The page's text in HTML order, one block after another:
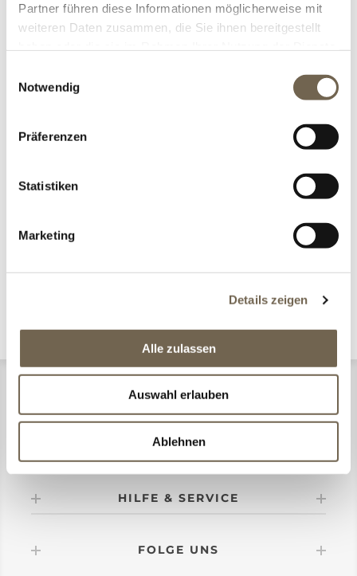
Partner führen diese Informationen möglicherweise mit
weiteren Daten zusammen, die Sie ihnen bereitgestellt
Notwendig
Präferenzen
Statistiken
Marketing
Details zeigen
Alle zulassen
Auswahl erlauben
Ablehnen
MONTAGE FEUERSTELLE
Grössere Feuerstellen werden mittels Kran auf die
vorbereitete Fundamente versetzt und
verschraubt. Unsere Spezialisten übernehmen das
CONMA DESIGN
MEIN KONTO
HILFE & SERVICE
FOLGE UNS